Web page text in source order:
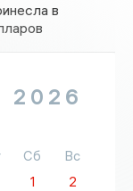
в
2026
Сб
Вс
1
2